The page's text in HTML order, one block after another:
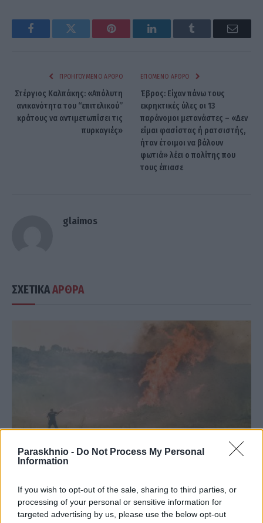
Paraskhnio - Do Not Process My Personal
Information
If you wish to opt-out of the sale, sharing to third parties, or
processing of your personal or sensitive information for
targeted advertising by us, please use the below opt-out
FacebookTwitter Pinterest LinkedInTumblr Email
ΠΡΟΗΓΟΎΜΕΝΟ ΆΡΘΡΟ
Στέργιος Καλπάκης: «Απόλυτη
ανικανότητα του “επιτελικού”
κράτους να αντιμετωπίσει τις
πυρκαγιές»
ΕΠΌΜΕΝΟ ΆΡΘΡΟ
Έβρος: Είχαν πάνω τους
εκρηκτικές ύλες οι 13
παράνομοι μετανάστες – «Δεν
είμαι φασίστας ή ρατσιστής,
ήταν έτοιμοι να βάλουν
φωτιά» λέει ο πολίτης που
τους έπιασε
glaimos
ΣΧΕΤΙΚΑΑΡΘΡΑ
ΕΛΛΆΔΑ
Ποιες περιοχές είναι το Σάββατο σε «πορτοκαλί»